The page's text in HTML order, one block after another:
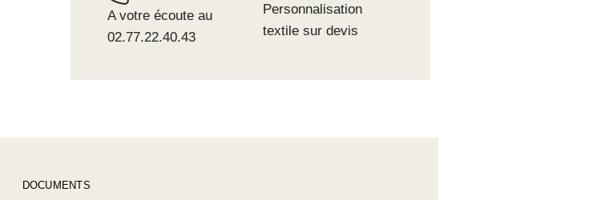
A votre écoute au
02.77.22.40.43
Personnalisation
textile sur devis
DOCUMENTS